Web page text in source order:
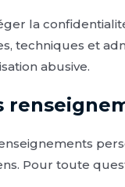
la
techniques et
abusive.
Pour toute